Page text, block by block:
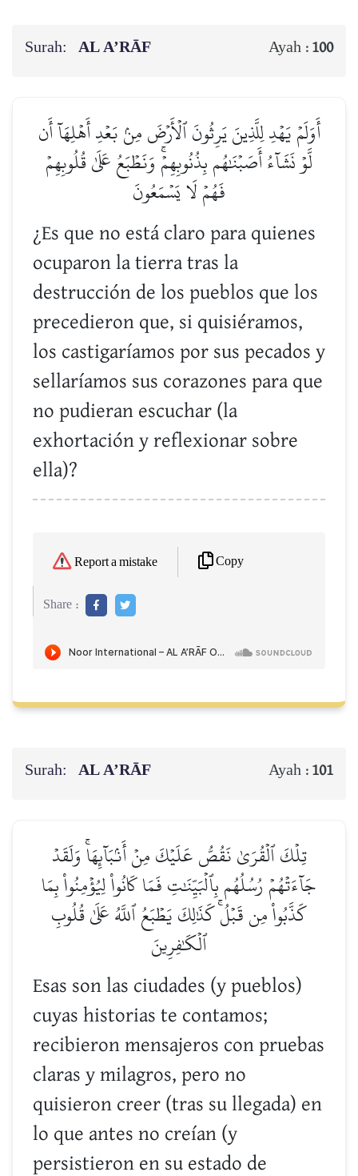
Surah: AL A’RĀF Ayah : 100
أَوَلَمۡ يَهۡدِ لِلَّذِينَ يَرِثُونَ ٱلۡأَرۡضَ مِنۢ بَعۡدِ أَهۡلِهَآ أَن
لَّوۡ نَشَآءُ أَصَبۡنَٰهُم بِذُنُوبِهِمۡۚ وَنَطۡبَعُ عَلَىٰ قُلُوبِهِمۡ
فَهُمۡ لَا يَسۡمَعُونَ
¿Es que no está claro para quienes
ocuparon la tierra tras la
destrucción de los pueblos que los
precedieron que, si quisiéramos,
los castigaríamos por sus pecados y
sellaríamos sus corazones para que
no pudieran escuchar (la
exhortación y reflexionar sobre
ella)?
Report a mistake Copy
Share :
Surah: AL A’RĀF Ayah : 101
تِلۡكَ ٱلۡقُرَىٰ نَقُصُّ عَلَيۡكَ مِنۡ أَنۢبَآئِهَاۚ وَلَقَدۡ
جَآءَتۡهُمۡ رُسُلُهُم بِٱلۡبَيِّنَٰتِ فَمَا كَانُواْ لِيُؤۡمِنُواْ بِمَا
كَذَّبُواْ مِن قَبۡلُۚ كَذَٰلِكَ يَطۡبَعُ ٱللَّهُ عَلَىٰ قُلُوبِ
ٱلۡكَٰفِرِينَ
Esas son las ciudades (y pueblos)
cuyas historias te contamos;
recibieron mensajeros con pruebas
claras y milagros, pero no
quisieron creer (tras su llegada) en
lo que antes no creían (y
persistieron en su estado de